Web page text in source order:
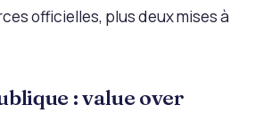
officielles, plus deux mises à
: value over